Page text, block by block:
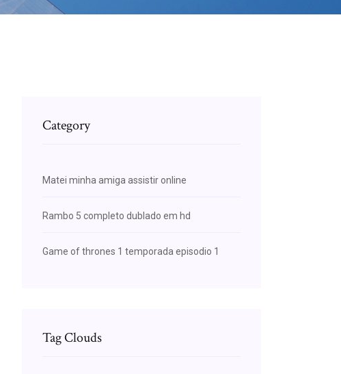
Category
Matei minha amiga assistir online
Rambo 5 completo dublado em hd
Game of thrones 1 temporada episodio 1
Tag Clouds